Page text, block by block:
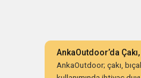
AnkaOutdoor’da
AnkaOutdoor; çakı,